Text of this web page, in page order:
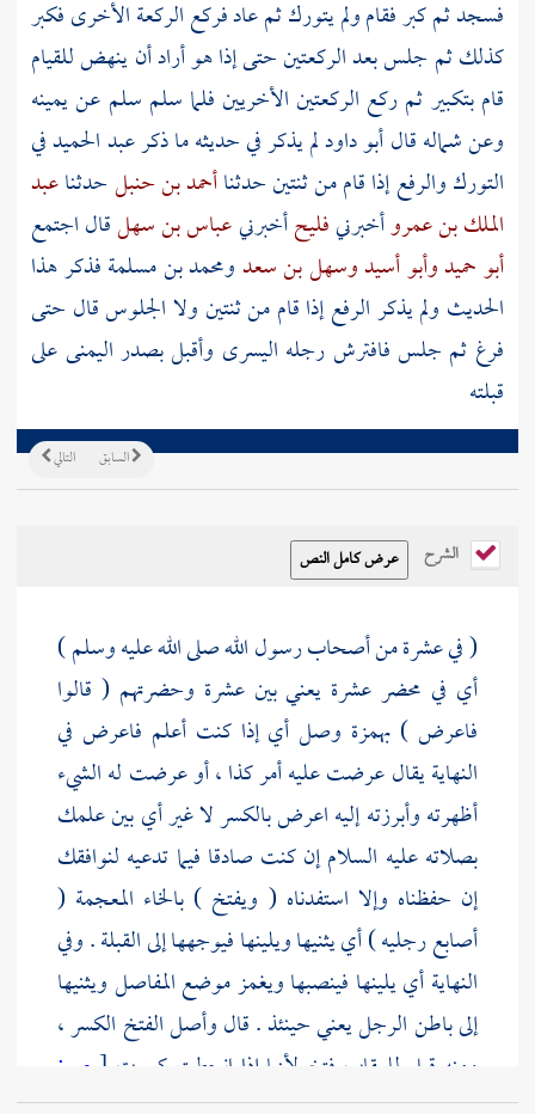
فسجد ثم كبر فقام ولم يتورك ثم عاد فركع الركعة الأخرى فكبر
كذلك ثم جلس بعد الركعتين حتى إذا هو أراد أن ينهض للقيام
قام بتكبير ثم ركع الركعتين الأخريين فلما سلم سلم عن يمينه
وعن شماله قال أبو داود لم يذكر في حديثه ما ذكرعبد الحميدفي
التورك والرفع إذا قام من ثنتين حدثناأحمد بن حنبلحدثناعبد
الملك بن عمروأخبرنيفليحأخبرنيعباس بن سهلقال اجتمع
أبو حميدوأبو أسيدوسهل بن سعدومحمد بن مسلمةفذكر هذا
الحديث ولم يذكر الرفع إذا قام من ثنتين ولا الجلوس قال حتى
فرغ ثم جلس فافترش رجله اليسرى وأقبل بصدر اليمنى على
قبلته
التالي السابق
الشرح
( في عشرة من أصحاب رسول الله صلى الله عليه وسلم )
أي في محضر عشرة يعني بين عشرة وحضرتهم ( قالوا
فاعرض ) بهمزة وصل أي إذا كنت أعلم فاعرض في
النهاية يقال عرضت عليه أمر كذا ، أو عرضت له الشيء
أظهرته وأبرزته إليه اعرض بالكسر لا غير أي بين علمك
بصلاته عليه السلام إن كنت صادقا فيما تدعيه لنوافقك
إن حفظناه وإلا استفدناه ( ويفتخ ) بالخاء المعجمة (
أصابع رجليه ) أي يثنيها ويلينها فيوجهها إلى القبلة . وفي
النهاية أي يلينها فينصبها ويغمز موضع المفاصل ويثنيها
إلى باطن الرجل يعني حينئذ . قال وأصل الفتخ الكسر ،
ومنه قيل للعقاب فتخ لأنها إذا انحطت كسرت [ ص: